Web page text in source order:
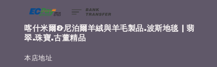
喀什米爾&尼泊爾羊絨與羊毛製品.波斯地毯 | 翡
翠.珠寶.古董精品
本店地址